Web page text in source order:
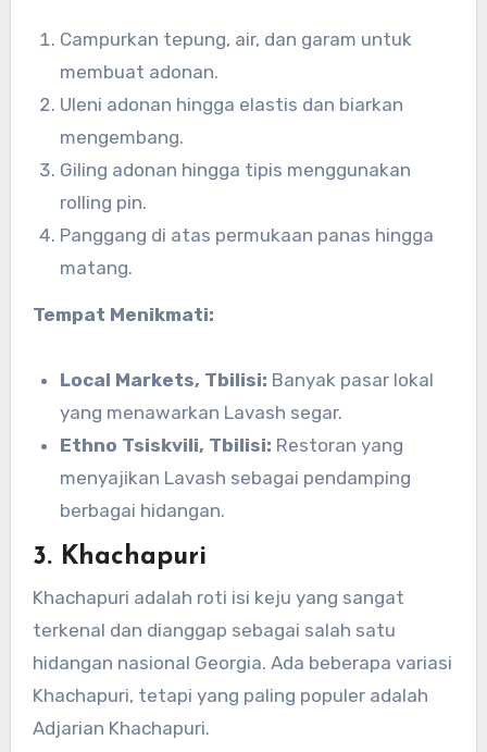
Campurkan tepung, air, dan garam untuk
membuat adonan.
Uleni adonan hingga elastis dan biarkan
mengembang.
Giling adonan hingga tipis menggunakan
rolling pin.
Panggang di atas permukaan panas hingga
matang.
Tempat Menikmati:
Local Markets, Tbilisi: Banyak pasar lokal
yang menawarkan Lavash segar.
Ethno Tsiskvili, Tbilisi: Restoran yang
menyajikan Lavash sebagai pendamping
berbagai hidangan.
3. Khachapuri
Khachapuri adalah roti isi keju yang sangat
terkenal dan dianggap sebagai salah satu
hidangan nasional Georgia. Ada beberapa variasi
Khachapuri, tetapi yang paling populer adalah
Adjarian Khachapuri.